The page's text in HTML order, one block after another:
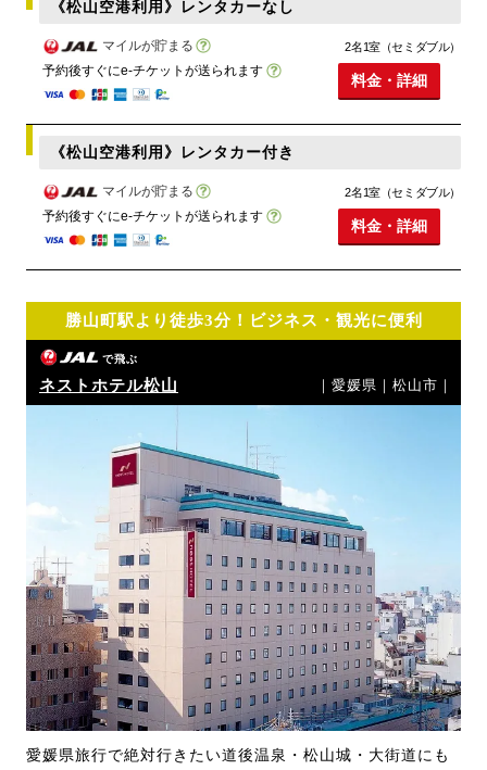
《松山空港利用》レンタカーなし
マイルが貯まる
予約後すぐにe-チケットが送られます
2名1室（セミダブル）
料金・詳細
《松山空港利用》レンタカー付き
マイルが貯まる
予約後すぐにe-チケットが送られます
2名1室（セミダブル）
料金・詳細
勝山町駅より徒歩3分！ビジネス・観光に便利
で飛ぶ
ネストホテル松山 ｜愛媛県｜松山市｜
愛媛県旅行で絶対行きたい道後温泉・松山城・大街道にも